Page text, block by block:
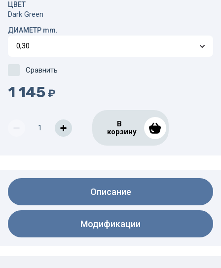
ЦВЕТ
Dark Green
ДИАМЕТР mm.
1 145₽
Сравнить
В
корзину
Описание
Модификации